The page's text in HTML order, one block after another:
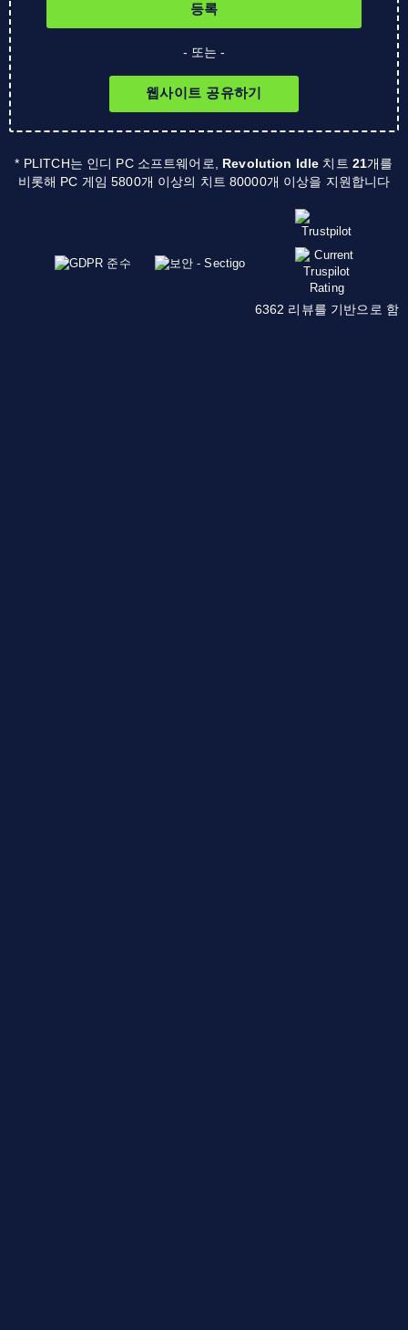
등록
- 또는 -
웹사이트 공유하기
* PLITCH는 인디 PC 소프트웨어로, Revolution Idle 치트 21개를
비롯해 PC 게임 5800개 이상의 치트 80000개 이상을 지원합니다
6362 리뷰를 기반으로 함